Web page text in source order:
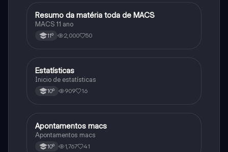
Matemática
Resumo da matéria toda de MACS
MACS 11 ano
11º 2,000 50
Matemática
Estatísticas
Inicio de estatísticas
10º 909 16
Matemática
Apontamentos macs
Apontamentos macs
10º 1,767 41